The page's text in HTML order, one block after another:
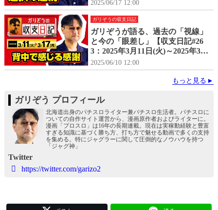
2025/06/17 12:00
ガリぞうの収支日記
ガリぞうが語る、過去の「視線」
と今の「眼差し」【収支日記#26
3：2025年3月11日(火)～2025年3月
17日(月)】
2025/06/10 12:00
もっと見る
ガリぞう プロフィール
北海道出身のパチスロライター兼パチスロ生活者。パチスロに
ついての自作サイト運営から、漫画原作者およびライターに。
漫画「プロスロ」は16年の長期連載。現在は実稼動経験と豊富
すぎる知識に基づく勝ち方、打ち方で魅せる動画で多くの支持
を集める。特にジャグラーに関して圧倒的なノウハウを持つ
「ジャグ神」
Twitter
https://twitter.com/garizo2